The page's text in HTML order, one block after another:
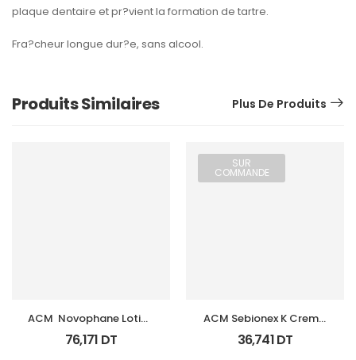
plaque dentaire et pr?vient la formation de tartre.
Fra?cheur longue dur?e, sans alcool.
Produits Similaires Plus De Produits
ACM  Novophane Lotion
100Ml
76,171 DT
SUR
COMMANDE
ACM Sebionex K Creme
Keratoregulatrice Vis
40Ml
36,741DT